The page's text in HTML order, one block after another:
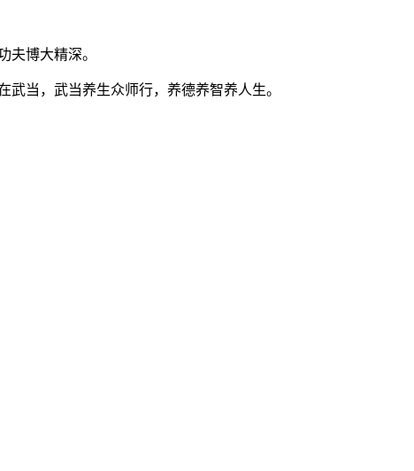
夫博大精深。
当，武当养生众师行，养德养智养人生。